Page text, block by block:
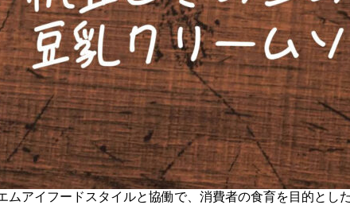
アイフードスタイルと協働で、消費者の食育を目的と